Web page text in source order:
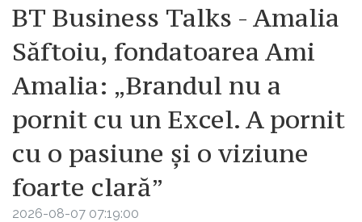
BT Business Talks - Amalia
Săftoiu, fondatoarea Ami
Amalia: „Brandul nu a
pornit cu un Excel. A pornit
cu o pasiune și o viziune
foarte clară”
2026-08-07 07:19:00